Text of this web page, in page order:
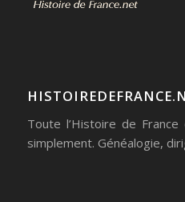
Toute l’Histoire de
simplement. Généalogie,